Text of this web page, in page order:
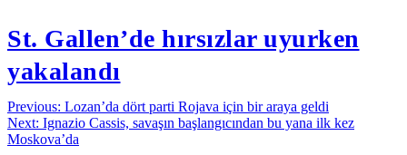
St. Gallen’de hırsızlar uyurken
yakalandı
Yazı
gezinmesi
Previous: Lozan’da dört parti Rojava için bir araya geldi
Next: Ignazio Cassis, savaşın başlangıcından bu yana ilk kez
Moskova’da